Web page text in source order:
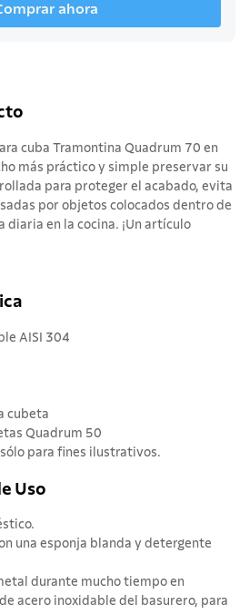
ahora
cuba Tramontina Quadrum 70 en
más práctico y simple preservar su
para proteger el acabado, evita
por objetos colocados dentro de
diaria en la cocina. ¡Un artículo
AISI 304
cubeta
Quadrum 50
para fines ilustrativos.
Uso
una esponja blanda y detergente
durante mucho tiempo en
acero inoxidable del basurero, para